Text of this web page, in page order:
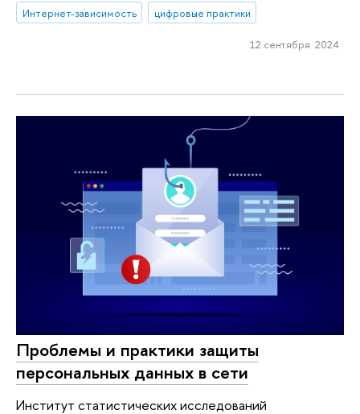
Интернет-зависимость
цифровые практики
12 сентября 2024
Проблемы и практики защиты
персональных данных в сети
Институт статистических исследований